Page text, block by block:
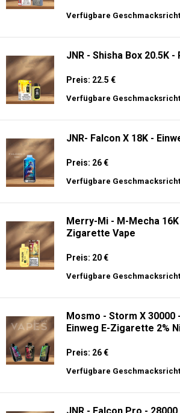
Verfügbare
JNR - Shisha Box 20.5K -
Preis: 22.5 €
Verfügbare
JNR- Falcon X 18K -
Preis: 26 €
Verfügbare
Merry-Mi - M-Mecha 16K
Zigarette Vape
Preis: 20 €
Verfügbare
Mosmo - Storm X 30000
Einweg E-Zigarette 2%
Preis: 26 €
Verfügbare